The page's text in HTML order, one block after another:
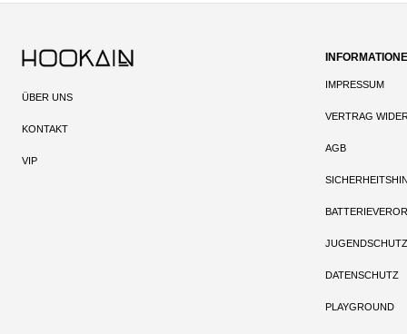
ÜBER UNS
KONTAKT
VIP
IMPRESSUM
VERTRAG
AGB
JUGENDSCHUTZ
DATENSCHUTZ
PLAYGROUND